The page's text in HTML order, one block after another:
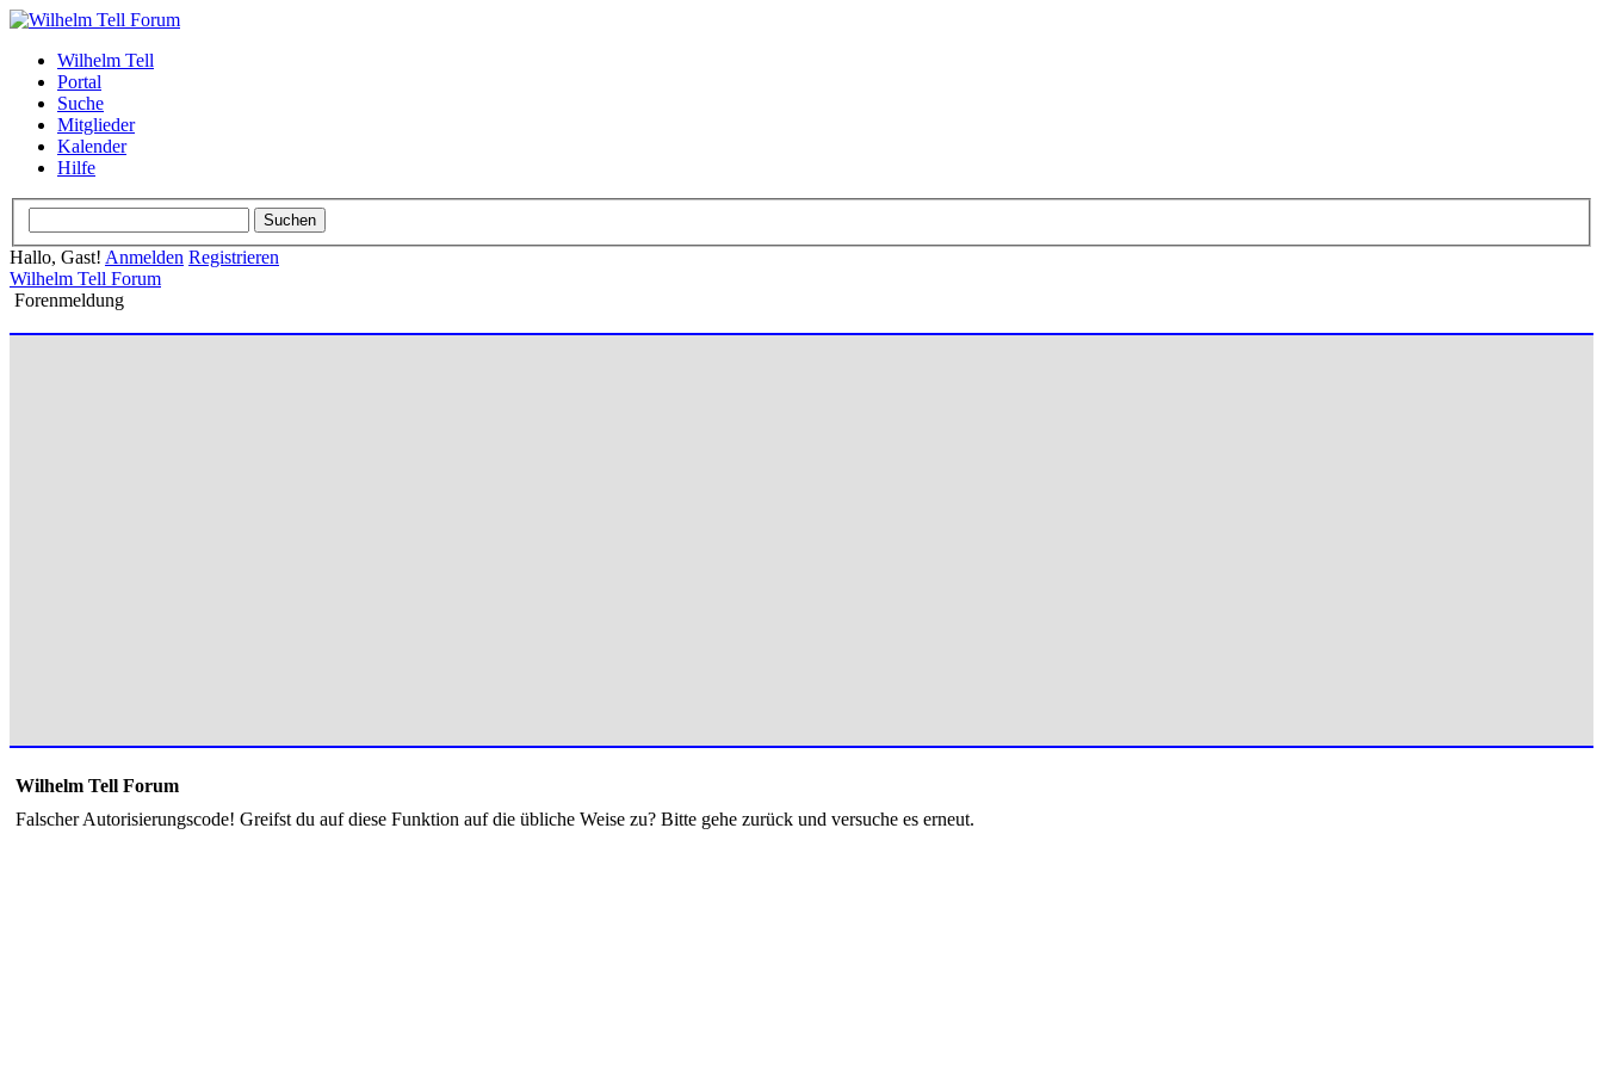
Wilhelm Tell
Portal
Suche
Mitglieder
Kalender
Hilfe
Hallo, Gast! Anmelden Registrieren
Wilhelm Tell Forum
Forenmeldung
Wilhelm Tell Forum
Falscher Autorisierungscode! Greifst du auf diese Funktion auf die übliche Weise zu? Bitte gehe zurück und versuche es erneut.